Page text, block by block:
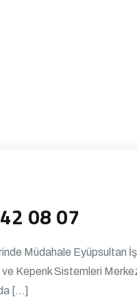
08 07
Müdahale Eyüpsultan
Kepenk Sistemleri
[…]